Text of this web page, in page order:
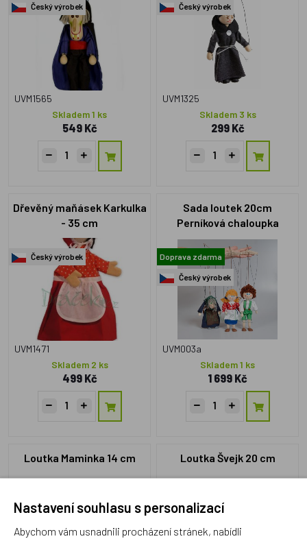
Český výrobek
UVM1565
Skladem 1 ks
549 Kč
Český výrobek
UVM1325
Skladem 3 ks
299 Kč
Dřevěný maňásek Karkulka
- 35 cm
Český výrobek
UVM1471
Skladem 2 ks
499 Kč
Sada loutek 20cm
Perníková chaloupka
Doprava zdarma
Český výrobek
UVM003a
Skladem 1 ks
1 699 Kč
Loutka Maminka 14 cm
Český výrobek
Loutka Švejk 20 cm
Český výrobek
Nastavení souhlasu s personalizací
Abychom vám usnadnili procházení stránek, nabídli